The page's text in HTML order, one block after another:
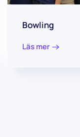
Bowling
Läs mer